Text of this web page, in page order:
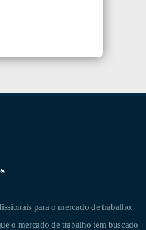
para o mercado de trabalho.
o mercado de trabalho tem buscado